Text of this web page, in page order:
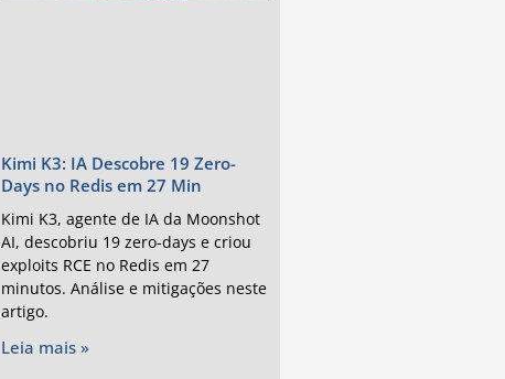
Kimi K3: IA Descobre 19 Zero-
Days no Redis em 27 Min
Kimi K3, agente de IA da Moonshot
AI, descobriu 19 zero-days e criou
exploits RCE no Redis em 27
minutos. Análise e mitigações neste
artigo.
Leia mais »